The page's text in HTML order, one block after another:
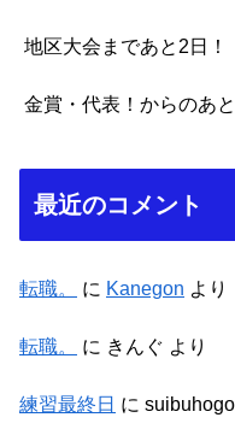
地区大会まであと2日！
金賞・代表！からのあと
最近のコメント
転職。 に Kanegon より
転職。 に きんぐ より
練習最終日 に